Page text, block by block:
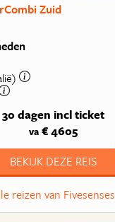
Zuid
30 dagen incl ticket
va€ 4605
BEKIJK DEZE REIS
reizen van Fivesenses